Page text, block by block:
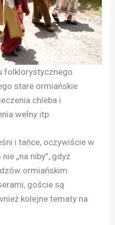
folklorystycznego
stare ormiańskie
chleba i
wełny itp.
i tańce, oczywiście w
„na niby”, gdyż
ormiańskim
goście są
kolejne tematy na